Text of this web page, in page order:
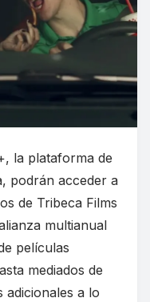
la plataforma de
podrán acceder a
de Tribeca Films
multianual
películas
mediados de
adicionales a lo